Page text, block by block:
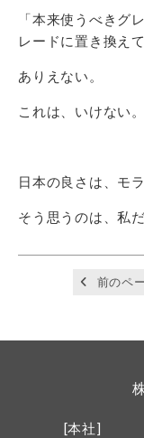
「本来使うべきグ
レードに置き換えて
ありえない。
これは、いけない。
日本の良さは、モ
そう思うのは、私
前のペ
[本社]